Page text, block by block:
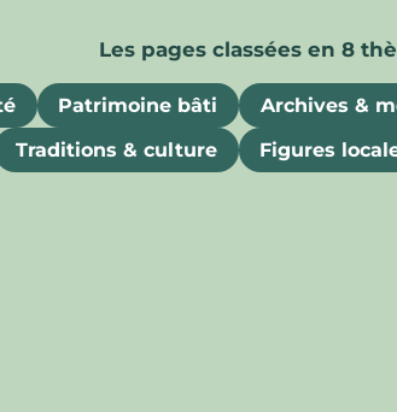
Patrimoine bâti Archives &
Traditions & culture
Figures